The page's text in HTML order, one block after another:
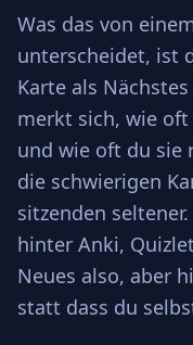
Was das von
unterscheidet, ist
Karte als
merkt sich, wie oft
und wie oft du
die schwierigen
sitzenden
hinter Anki,
Neues also, aber
statt dass du